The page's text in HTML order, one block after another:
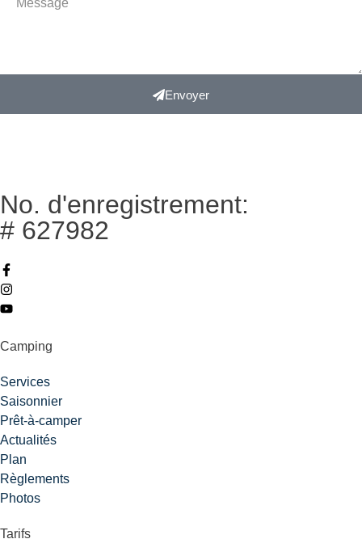
Envoyer
No. d'enregistrement:
# 627982
Camping
Services
Saisonnier
Prêt-à-camper
Actualités
Plan
Règlements
Photos
Tarifs